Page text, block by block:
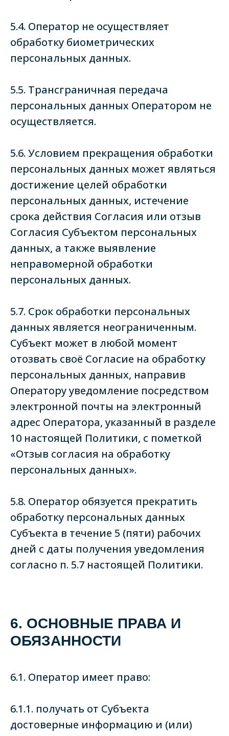
5.4. Оператор не осуществляет
обработку биометрических
персональных данных.
5.5. Трансграничная передача
персональных данных Оператором не
осуществляется.
5.6. Условием прекращения обработки
персональных данных может являться
достижение целей обработки
персональных данных, истечение
срока действия Согласия или отзыв
Согласия Субъектом персональных
данных, а также выявление
неправомерной обработки
персональных данных.
5.7. Срок обработки персональных
данных является неограниченным.
Субъект может в любой момент
отозвать своё Согласие на обработку
персональных данных, направив
Оператору уведомление посредством
электронной почты на электронный
адрес Оператора, указанный в разделе
10 настоящей Политики, с пометкой
«Отзыв согласия на обработку
персональных данных».
5.8. Оператор обязуется прекратить
обработку персональных данных
Субъекта в течение 5 (пяти) рабочих
дней с даты получения уведомления
согласно п. 5.7 настоящей Политики.
6. ОСНОВНЫЕ ПРАВА И
ОБЯЗАННОСТИ
6.1. Оператор имеет право:
6.1.1. получать от Субъекта
достоверные информацию и (или)